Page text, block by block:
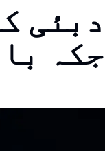
دبئی
جکہ